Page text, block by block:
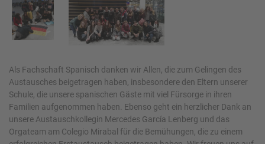
Als Fachschaft Spanisch danken wir Allen, die zum Gelingen des
Austausches beigetragen haben, insbesondere den Eltern unserer
Schule, die unsere spanischen Gäste mit viel Fürsorge in ihren
Familien aufgenommen haben. Ebenso geht ein herzlicher Dank an
unsere Austauschkollegin Mercedes García Lenberg und das
Orgateam am Colegio Mirabal für die Bemühungen, die zu einem